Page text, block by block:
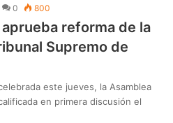
0 800
reforma de la
Supremo de
este jueves, la Asamblea
en primera discusión el